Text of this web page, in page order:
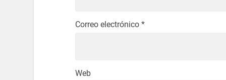
Correo electrónico *
Web